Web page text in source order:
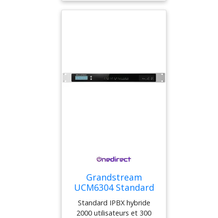
Pour Mieux Gerer
Son Budget
Grandstream
UCM6304 Standard
capable de gérer
jusqu'à 300 appels
Standard IPBX hybride
2000 utilisateurs et 300